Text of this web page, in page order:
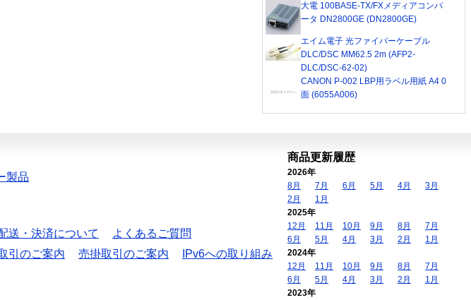
大電 100BASE-TX/FXメディアコンバ
ータ DN2800GE (DN2800GE)
エイム電子 光ファイバーケーブル
DLC/DSC MM62.5 2m (AFP2-
DLC/DSC-62-02)
CANON P-002 LBP用ラベル用紙 A4 0
面 (6055A006)
製品
送・決済について
よくあるご質問
引のご案内 売掛取引のご案内
IPv6への取り組み
商品更新履歴
2026年
8月
7月 6月 5月 4月
3月
2月
1月
2025年
12月
11月 10月 9月 8月
7月
6月
5月 4月 3月 2月
1月
2024年
12月
11月 10月 9月 8月
7月
6月
5月 4月 3月 2月
1月
2023年